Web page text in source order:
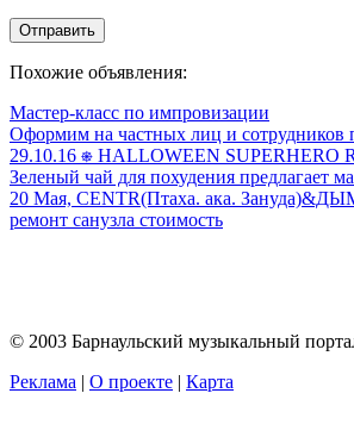
Отправить
Похожие объявления:
Мастер-класс по импровизации
Оформим на частных лиц и сотрудников
29.10.16 ⎈ HALLOWEEN SUPERHERO
Зеленый чай для похудения предлагает
20 Мая, CENTR(Птаха. ака.
ремонт санузла стоимость
© 2003 Барнаульский музыкальный
Реклама | О проекте | Карта